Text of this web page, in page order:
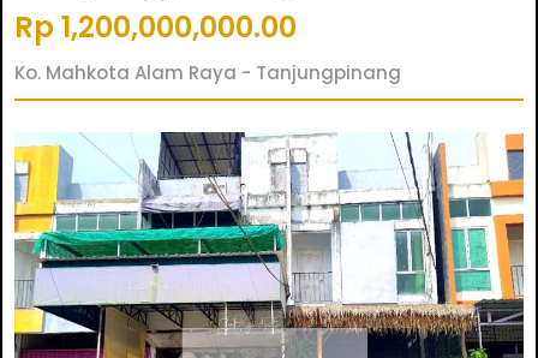
Rp 1,200,000,000.00
Ko. Mahkota Alam Raya - Tanjungpinang